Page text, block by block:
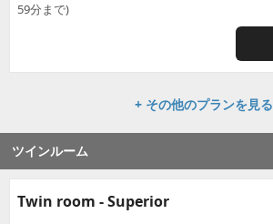
59分まで)
+ その他のプランを見る
ツインルーム
Twin room - Superior